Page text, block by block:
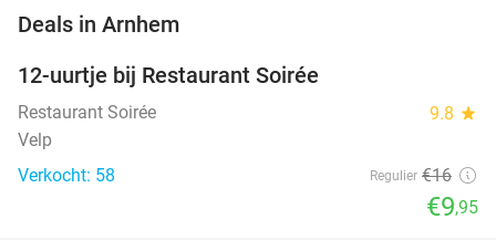
Deals in Arnhem
12-uurtje bij Restaurant Soirée
Restaurant Soirée 9.8 star
Velp
Verkocht: 58
Regulier €16
€9,95